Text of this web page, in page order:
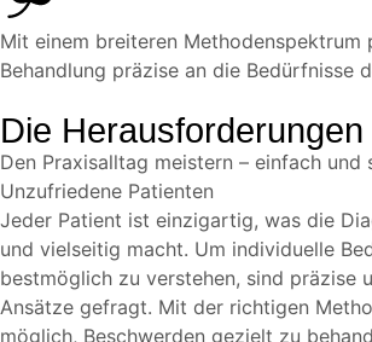
Mit einem breiteren Methodenspektrum
Behandlung präzise an die Bedürfnisse
Die Herausforderungen
Den Praxisalltag meistern – einfach und
Unzufriedene Patienten
Jeder Patient ist einzigartig, was die
und vielseitig macht. Um individuelle
bestmöglich zu verstehen, sind präzise
Ansätze gefragt. Mit der richtigen
möglich, Beschwerden gezielt zu